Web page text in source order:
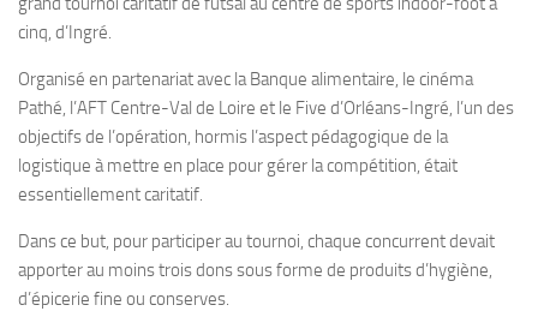
cinq, d’Ingré.
Organisé en partenariat avec la Banque alimentaire, le cinéma
Pathé, l’AFT Centre-Val de Loire et le Five d’Orléans-Ingré, l’un des
objectifs de l’opération, hormis l’aspect pédagogique de la
logistique à mettre en place pour gérer la compétition, était
essentiellement caritatif.
Dans ce but, pour participer au tournoi, chaque concurrent devait
apporter au moins trois dons sous forme de produits d’hygiène,
d’épicerie fine ou conserves.